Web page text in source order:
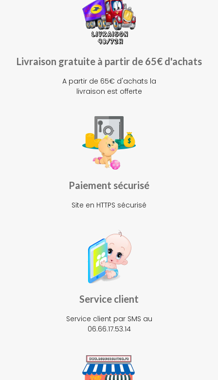
Livraison gratuite à partir de 65€ d'achats
A partir de 65€ d'achats la
livraison est offerte
Paiement sécurisé
Site en HTTPS sécurisé
Service client
Service client par SMS au
06.66.17.53.14